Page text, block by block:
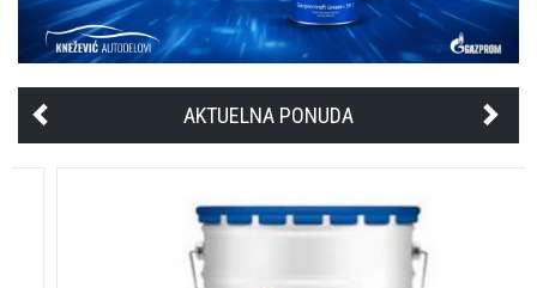
AKTUELNA PONUDA